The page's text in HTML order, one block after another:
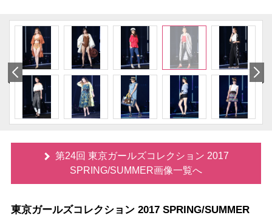
第24回 東京ガールズコレクション 2017
SPRING/SUMMER画像一覧へ
東京ガールズコレクション 2017 SPRING/SUMMER